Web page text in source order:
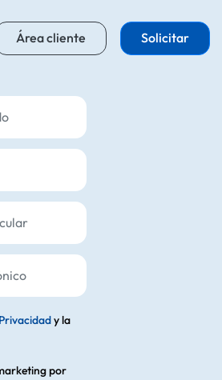
Área cliente Solicitar
y la
por